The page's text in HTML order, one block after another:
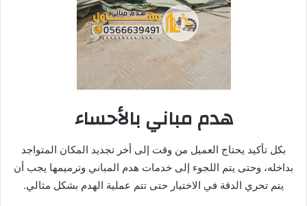
هدم مباني بالأحساء
بكل تأكيد يحتاج العميل من وقت إلى أخر تجديد المكان المتواجد
بداخله، وحتى يتم اللجوء إلى خدمات هدم المباني وترميمها يجب أن
يتم تحري الدقة في الاختيار حتى تتم عملية الهدم بشكل مثالي.